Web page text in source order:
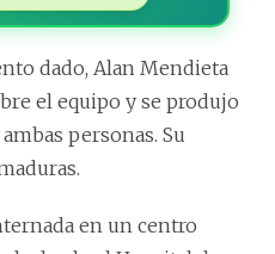
dado, Alan Mendieta
el equipo y se produjo
personas. Su
en un centro